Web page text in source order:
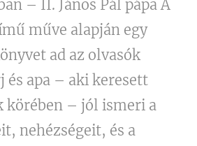
– II. János Pál pápa A
műve alapján egy
ad az olvasók
és apa – aki keresett
körében – jól ismeri a
nehézségeit, és a